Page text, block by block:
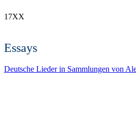
17ΧΧ
Essays
Deutsche Lieder in Sammlungen von